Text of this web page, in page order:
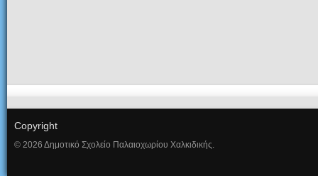
Copyright
© 2026 Δημοτικό Σχολείο Παλαιοχωρίου Χαλκιδικής.